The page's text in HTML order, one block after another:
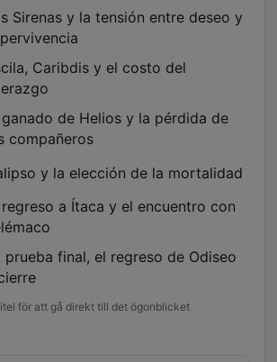
Sirenas y la tensión entre deseo y
Caribdis y el costo del
ganado de Helios y la pérdida de
compañeros
y la elección de la mortalidad
regreso a Ítaca y el encuentro con
prueba final, el regreso de Odiseo
för att gå direkt till det ögonblicket